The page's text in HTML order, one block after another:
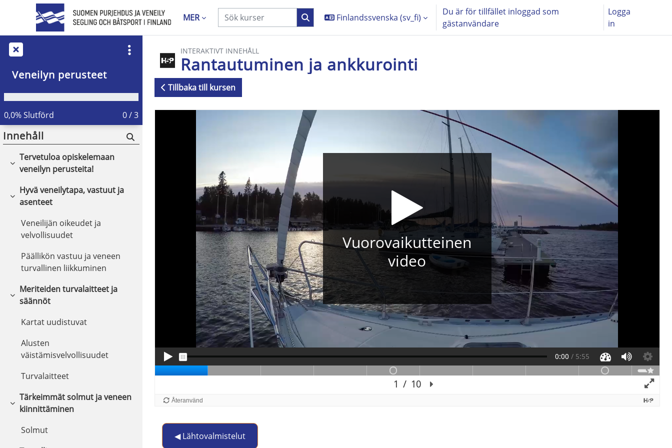
Gå direkt till huvudinnehåll
MER
Finlandssvenska ‎(sv_fi)‎
Du är för tillfället inloggad som
gästanvändare
Logga
in
INTERAKTIVT INNEHÅLL
Rantautuminen ja ankkurointi
Tillbaka till kursen
◀︎ Lähtovalmistelut
Veneilyn perusteet
0,0% Slutförd 0 / 3
Innehåll
Fäll ihop
Tervetuloa opiskelemaan
veneilyn perusteita!
Fäll ihop
Hyvä veneilytapa, vastuut ja
asenteet
Veneilijän oikeudet ja
velvollisuudet
Päällikön vastuu ja veneen
turvallinen liikkuminen
Fäll ihop
Meriteiden turvalaitteet ja
säännöt
Kartat uudistuvat
Alusten
väistämisvelvollisuudet
Turvalaitteet
Fäll ihop
Tärkeimmät solmut ja veneen
kiinnittäminen
Solmut